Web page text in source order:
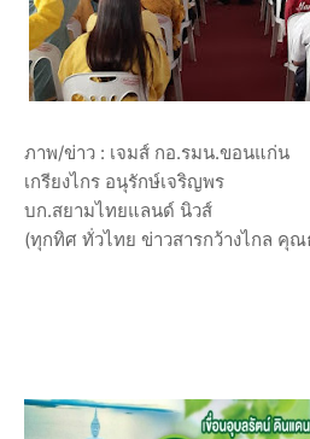
ภาพ/ข่าว : เจมส์ กอ.รมน.ขอนแก่น
เกรียงไกร อนุรักษ์เจริญพร
บก.สยามไทยแลนด์ นิวส์
(ทุกทิศ ทั่วไทย ข่าวสารกว้างไกล คุ